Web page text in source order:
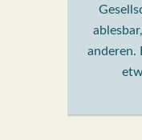
anderen.